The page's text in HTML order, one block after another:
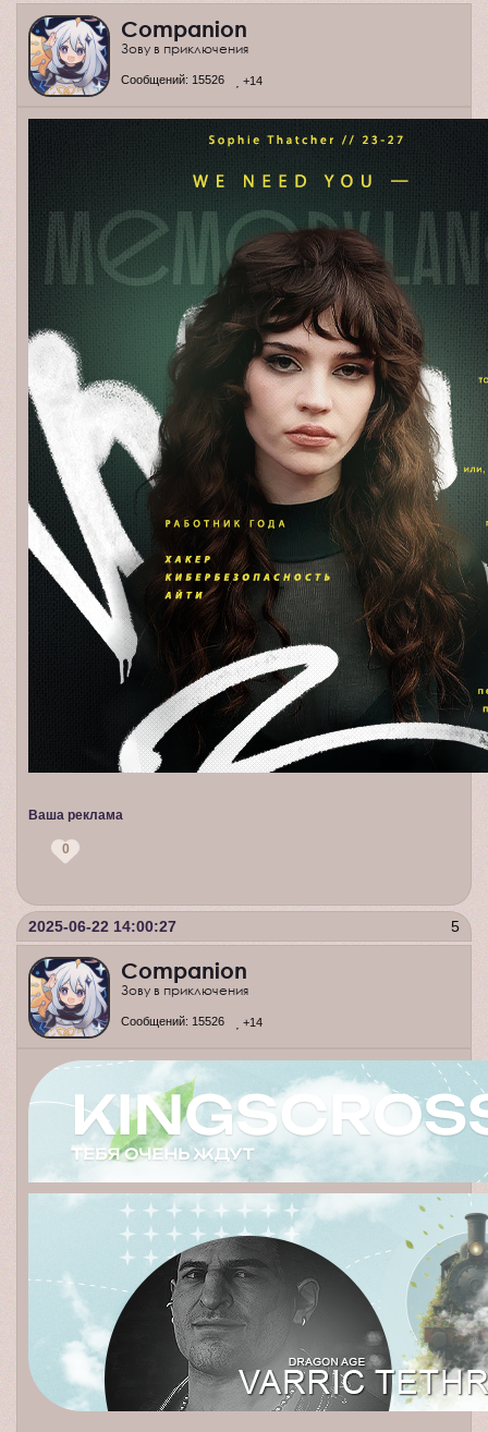
Companion
Зову в приключения
Сообщений: 15526 +14
Ваша реклама
0
5
2025-06-22 14:00:27
Companion
Зову в приключения
Сообщений: 15526 +14